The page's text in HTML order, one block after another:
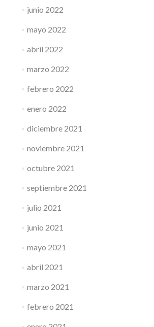
junio 2022
mayo 2022
abril 2022
marzo 2022
febrero 2022
enero 2022
diciembre 2021
noviembre 2021
octubre 2021
septiembre 2021
julio 2021
junio 2021
mayo 2021
abril 2021
marzo 2021
febrero 2021